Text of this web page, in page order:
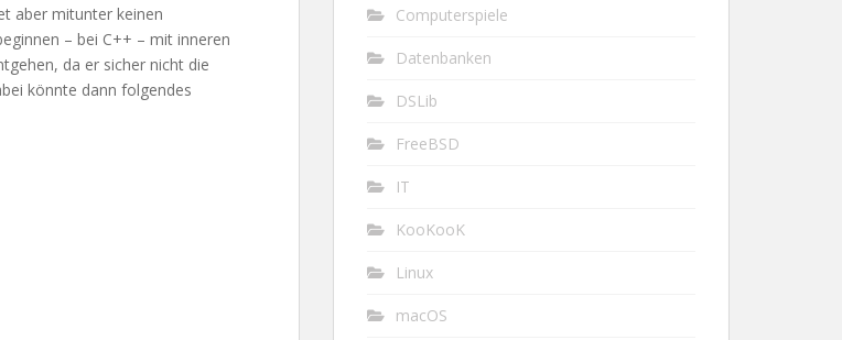
aber mitunter keinen
– bei C++ – mit inneren
da er sicher nicht die
könnte dann folgendes
Computerspiele
Datenbanken
DSLib
FreeBSD
IT
KooKooK
Linux
macOS